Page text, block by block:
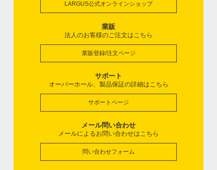
LARGUS公式オンラインショップ
業販
法人のお客様のご注文はこちら
業販登録/注文ページ
サポート
オーバーホール、製品保証の詳細はこちら
サポートページ
メール問い合わせ
メールによるお問い合わせはこちら
問い合わせフォーム